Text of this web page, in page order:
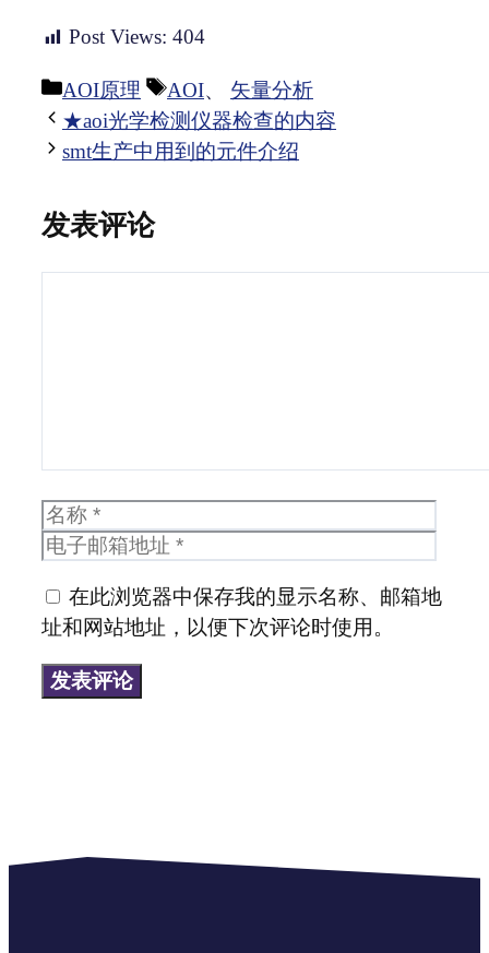
Post Views: 404
分
类
AOI原理
标
签
AOI、 矢量分析
★aoi光学检测仪器检查的内容
smt生产中用到的元件介绍
发表评论
名
称
箱
在此浏览器中保存我的显示名称、邮箱地
址和网站地址，以便下次评论时使用。